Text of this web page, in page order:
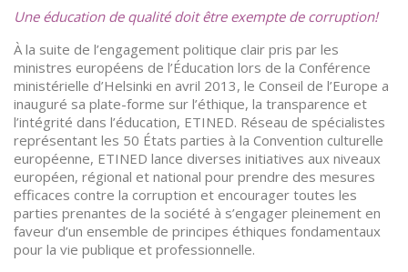
Une éducation de qualité doit être exempte de corruption!
À la suite de l’engagement politique clair pris par les
ministres européens de l’Éducation lors de la Conférence
ministérielle d’Helsinki en avril 2013, le Conseil de l’Europe a
inauguré sa plate-forme sur l’éthique, la transparence et
l’intégrité dans l’éducation, ETINED. Réseau de spécialistes
représentant les 50 États parties à la Convention culturelle
européenne, ETINED lance diverses initiatives aux niveaux
européen, régional et national pour prendre des mesures
efficaces contre la corruption et encourager toutes les
parties prenantes de la société à s’engager pleinement en
faveur d’un ensemble de principes éthiques fondamentaux
pour la vie publique et professionnelle.